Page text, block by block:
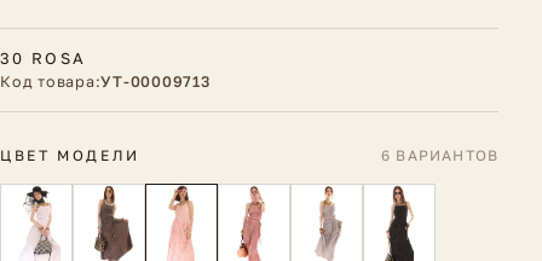
30 ROSA
Код товара:УТ-00009713
ЦВЕТ МОДЕЛИ 6 ВАРИАНТОВ